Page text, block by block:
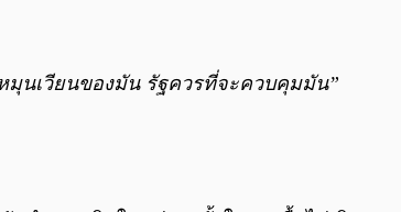
มุนเวียนของมัน รัฐควรที่จะควบคุมมัน”